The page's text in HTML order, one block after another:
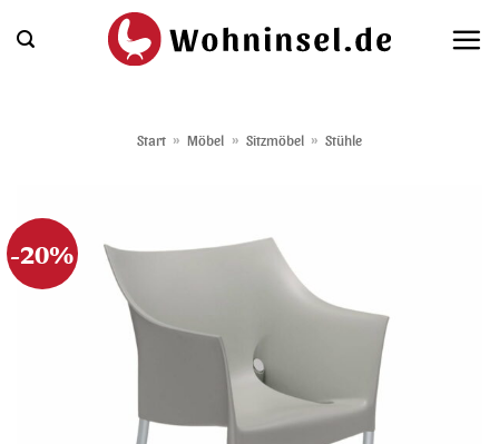
Inhalt
Start » Möbel » Sitzmöbel » Stühle
-20%